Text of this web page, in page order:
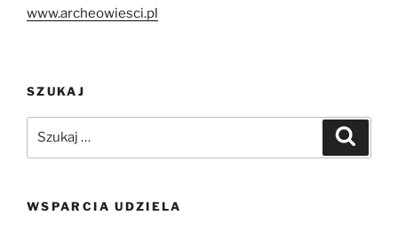
www.archeowiesci.pl
SZUKAJ
WSPARCIA UDZIELA